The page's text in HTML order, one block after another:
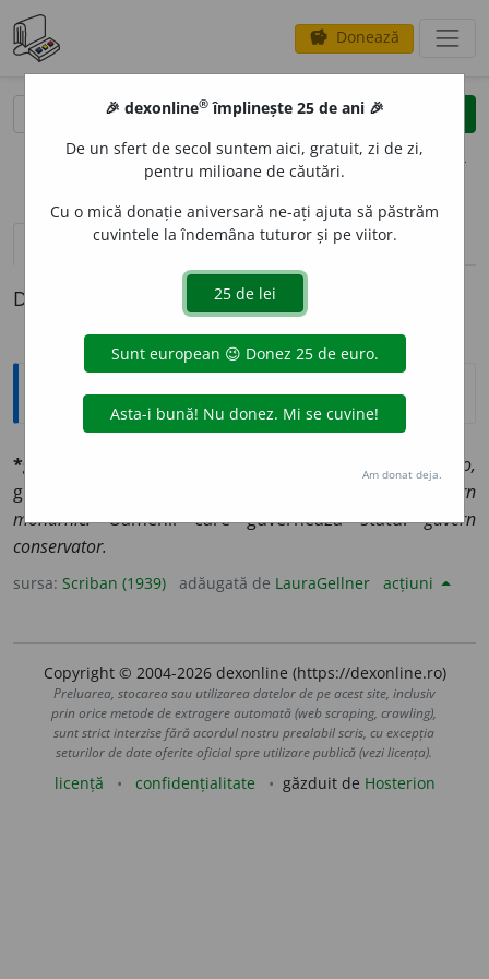
savings Donează
clear
opțiuni
definiții (1) pronunțievolume_up (50)
Definiția cu ID-ul 589277:
Explicative DEX
*guvérn
governo,
guvern). Constituțiunea unuĭ stat, guvernament:
guvern
monarhic.Oameniĭ care guvernează statu:guvern
conservator.
sursa: Scriban (1939) adăugată de LauraGellner acțiuni
Copyright © 2004-2026 dexonline (https://dexonline.ro)
Preluarea, stocarea sau utilizarea datelor de pe acest site, inclusiv
prin orice metode de extragere automată (web scraping, crawling),
sunt strict interzise fără acordul nostru prealabil scris, cu excepția
seturilor de date oferite oficial spre utilizare publică (vezi licența).
licență confidențialitate găzduit de Hosterion
🎉 dexonline® împlinește 25 de ani 🎉
De un sfert de secol suntem aici, gratuit, zi de zi,
pentru milioane de căutări.
Cu o mică donație aniversară ne-ați ajuta să păstrăm
cuvintele la îndemâna tuturor și pe viitor.
Am donat deja.